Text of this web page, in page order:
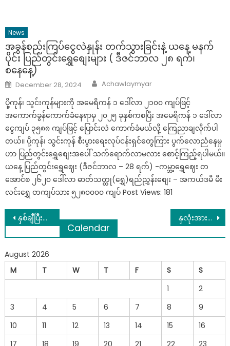
News
အခွန်စည်းကြပ်ငွေလဲနှုန်း တက်သွားခြင်းနဲ့ ယနေ့ မနက်
ပိုင်း ပြည်တွင်းရွှေစျေးများ ( ဒီဇင်ဘာလ ၂၈ ရက်၊
စနေနေ့)
Posted
on
December 28, 2024 Author
Achawlaymyar
ပို့ကုန်၊ သွင်းကုန်များကို အမေရိကန် ၁ ဒေါ်လာ ၂၁၀၀ ကျပ်ဖြင့်
အကောက်ခွန်ကောက်ခံနေရာမှ ၂၀၂၅ ခုနှစ်ကစပြီး အမေရိကန် ၁ ဒေါ်လာ
ငွေကျပ် ၃၅၈၈ ကျပ်ဖြင့် ပြောင်းလဲ ကောက်ခံမယ်လို့ ကြေညာချလိုက်ပါ
တယ်။ ပို့ကုန်၊ သွင်းကုန် စီးပွားရေးလုပ်ငန်းရှင်တွေကြား ပွက်လောညံနေမှု
ဟာ ပြည်တွင်းရွှေစျေးအပေါ် သက်ရောက်လာမလား စောင့်ကြည့်ရပါမယ်။
ယနေ့ ပြည်တွင်းရွှေဈေး (ဒီဇင်ဘာလ – 28 ရက်) -ကမ္ဘာ့ရွှေဈေး တ
အောင်စ ၂၆၂၀ ဒေါ်လာ ဓာတ်သတ္တု(ရွှေ)ရည်ညွှန်းစျေး – အကယ်ဒမီ မီး
လင်းရွှေ တကျပ်သား ၅၂၈၀၀၀၀ ကျပ် Post Views: 181
Post
navigation
နှစ်ချီပြီးကိုက်နေတဲ့ သွား ၃ ရက်နဲ့ အမြစ်ပြတ်သွားတာအံ့သြစရာပါဗျာ နှလုံးအားနည်းသူများအတွက် ဆေးနည်းကောင်း…
Calendar
August 2026
M
T W T F S
S
1
2
3
4 5 6 7 8
9
10
11 12 13 14 15
16
17
18 19 20 21 22
23